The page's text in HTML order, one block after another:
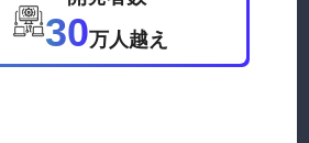
30万人越え